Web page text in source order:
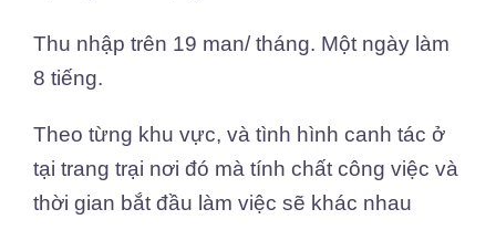
Thu nhập trên 19 man/ tháng. Một ngày làm
8 tiếng.
Theo từng khu vực, và tình hình canh tác ở
tại trang trại nơi đó mà tính chất công việc và
thời gian bắt đầu làm việc sẽ khác nhau